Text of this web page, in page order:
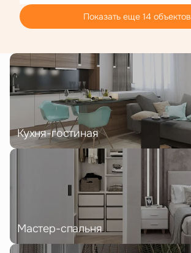
Показать еще 14 объектов
Кухня-гостиная
Мастер-спальня